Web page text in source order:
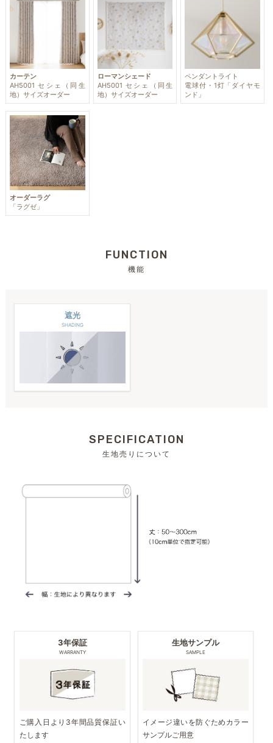
カーテン
AH5001 セシェ（同生
地）サイズオーダー
ローマンシェード
AH5001 セシェ（同生
地）サイズオーダー
ペンダントライト
電球付・1灯「ダイヤモ
ンド」
オーダーラグ
「ラグゼ」
FUNCTION
機能
遮光
SHADING
SPECIFICATION
生地売りについて
3年保証
WARRANTY
ご購入日より3年間品質保証い
たします
生地サンプル
SAMPLE
イメージ違いを防ぐためカラー
サンプルご用意